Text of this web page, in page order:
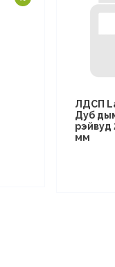
ЛДСП
Дуб
рэйвуд
мм